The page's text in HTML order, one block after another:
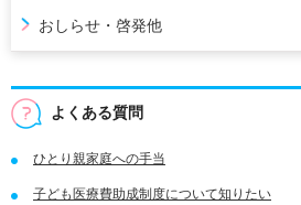
おしらせ・啓発他
よくある質問
ひとり親家庭への手当
子ども医療費助成制度について知りたい